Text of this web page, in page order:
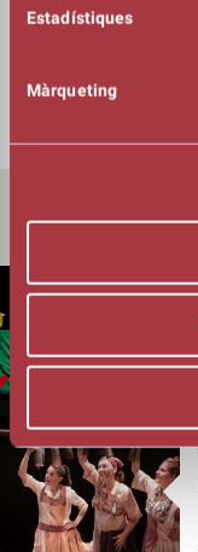
Estadístiques
Màrqueting